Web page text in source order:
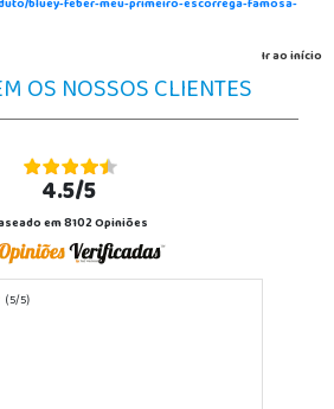
bluey-feber-meu-primeiro-escorrega-famosa-
Ir ao início
OS NOSSOS CLIENTES
4.5/5
em 8102 Opiniões
(5/5)